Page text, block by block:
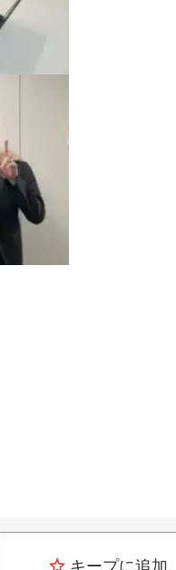
キープに追加